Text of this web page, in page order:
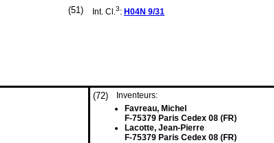
(51) Int. Cl.3: H04N 9/31
(72)
Inventeurs:
Favreau, Michel
F-75379 Paris Cedex 08 (FR)
Lacotte, Jean-Pierre
F-75379 Paris Cedex 08 (FR)